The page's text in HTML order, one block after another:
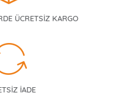
ÜCRETSİZ KARGO
İADE